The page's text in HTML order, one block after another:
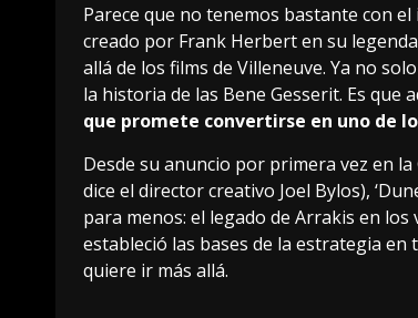
Parece que no tenemos bastante con el
creado por Frank Herbert en su
allá de los films de Villeneuve. Ya no
la historia de las Bene Gesserit. Es que
que promete convertirse en uno de
Desde su anuncio por primera vez en
dice el director creativo Joel Bylos),
para menos: el legado de Arrakis en
estableció las bases de la estrategia en
quiere ir más allá.